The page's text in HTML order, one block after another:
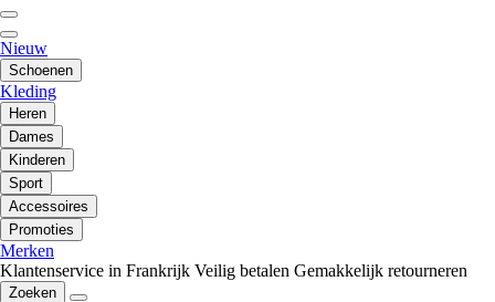
Nieuw
Schoenen
Kleding
Heren
Dames
Kinderen
Sport
Accessoires
Promoties
Merken
Klantenservice in Frankrijk Veilig betalen Gemakkelijk retourneren
Zoeken